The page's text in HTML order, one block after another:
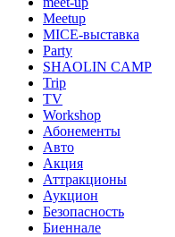
Meetup
MICE-выставка
Party
SHAOLIN CAMP
Trip
TV
Workshop
Абонементы
Авто
Акция
Аттракционы
Аукцион
Безопасность
Биеннале